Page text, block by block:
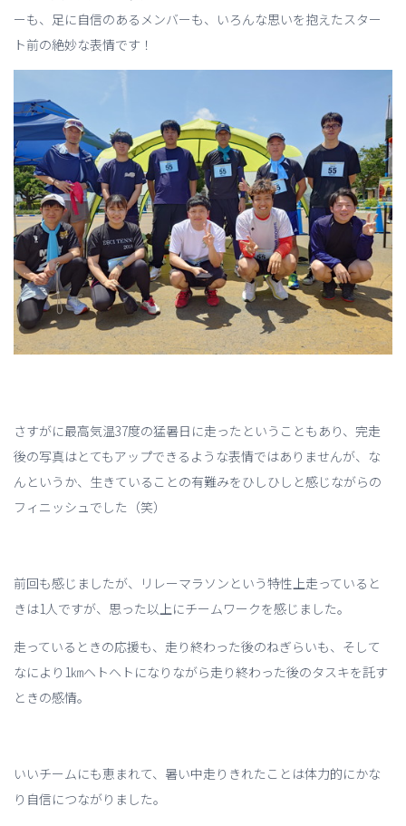
ーも、足に自信のあるメンバーも、いろんな思いを抱えたスター
ト前の絶妙な表情です！
さすがに最高気温37度の猛暑日に走ったということもあり、完走
後の写真はとてもアップできるような表情ではありませんが、な
んというか、生きていることの有難みをひしひしと感じながらの
フィニッシュでした（笑）
前回も感じましたが、リレーマラソンという特性上走っていると
きは1人ですが、思った以上にチームワークを感じました。
走っているときの応援も、走り終わった後のねぎらいも、そして
なにより1㎞ヘトヘトになりながら走り終わった後のタスキを託す
ときの感情。
いいチームにも恵まれて、暑い中走りきれたことは体力的にかな
り自信につながりました。